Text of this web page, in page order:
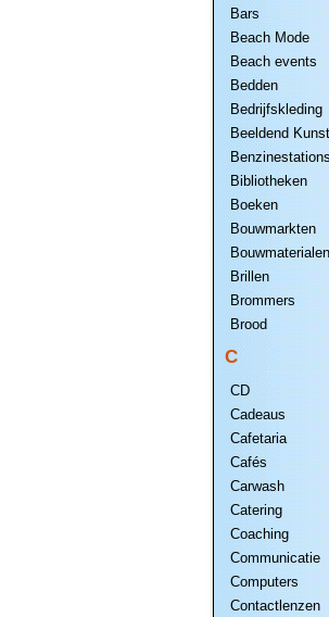
Bars
Beach Mode
Beach events
Bedden
Bedrijfskleding
Beeldend
Benzinestations
Bibliotheken
Boeken
Bouwmarkten
Bouwmaterialen
Brillen
Brommers
Brood
C
CD
Cadeaus
Cafetaria
Cafés
Carwash
Catering
Coaching
Communicatie
Computers
Contactlenzen